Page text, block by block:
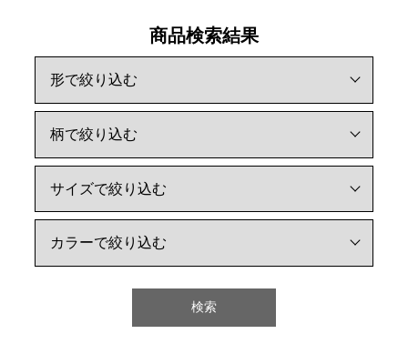
商品検索結果
検索